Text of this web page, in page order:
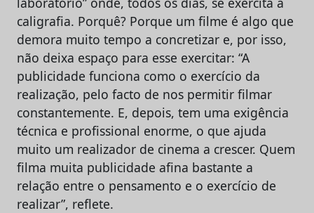
caligrafia. Porquê? Porque um filme é algo que
demora muito tempo a concretizar e, por isso,
não deixa espaço para esse exercitar: “A
publicidade funciona como o exercício da
realização, pelo facto de nos permitir filmar
constantemente. E, depois, tem uma exigência
técnica e profissional enorme, o que ajuda
muito um realizador de cinema a crescer. Quem
filma muita publicidade afina bastante a
relação entre o pensamento e o exercício de
realizar”, reflete.